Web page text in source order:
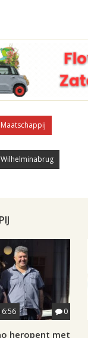
Maatschappij
0
heropent met